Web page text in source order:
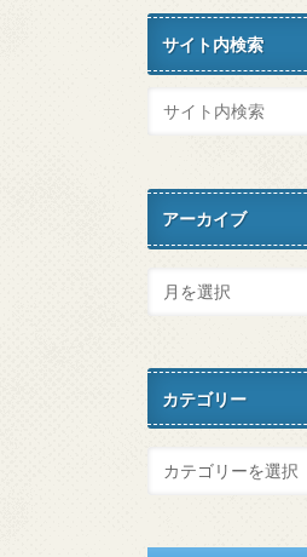
サイト内検索
アーカイブ
カテゴリー